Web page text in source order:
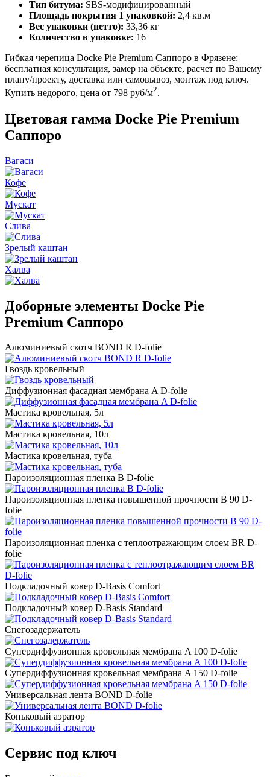
Тип битума: SBS-модифицированный
Площадь покрытия 1 упаковкой: 2,4 кв.м
Вес упаковки (нетто): 33,36 кг
Количество в упаковке: 16
Гибкая черепица Docke Pie Premium Саппоро в Фрязене:
бесплатная консультация, замер на объекте, расчет по Вашему
плану/проекту, доставка или самовывоз, монтаж под ключ.
Купить недорого, цена от 798 руб/м2.
Цветовая гамма Docke Pie Premium
Саппоро
Вагаси
Кофе
Мускат
Слива
Зрелый каштан
Халва
Доборные элементы Docke Pie
Premium Саппоро
Алюминиевый скотч BOND R D-folie
Гвоздь кровельный
Диффузионная фасадная мембрана A D-folie
Мастика кровельная, 5л
Мастика кровельная, 10л
Мастика кровельная, туба
Пароизоляционная пленка B D-folie
Пароизоляционная пленка повышенной прочности B 90 D-
folie
Пароизоляционная пленка с теплоотражающим слоем BR D-
folie
Подкладочный ковер D-Basis Comfort
Подкладочный ковер D-Basis Standard
Снегозадержатель
Супердиффузионная кровельная мембрана A 100 D-folie
Супердиффузионная кровельная мембрана A 150 D-folie
Универсальная лента BOND D-folie
Коньковый аэратор
Сервис под ключ